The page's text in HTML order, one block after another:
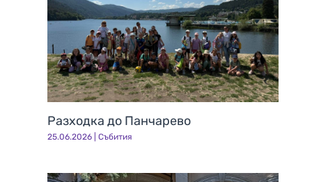
Разходка до Панчарево
25.06.2026 |Събития